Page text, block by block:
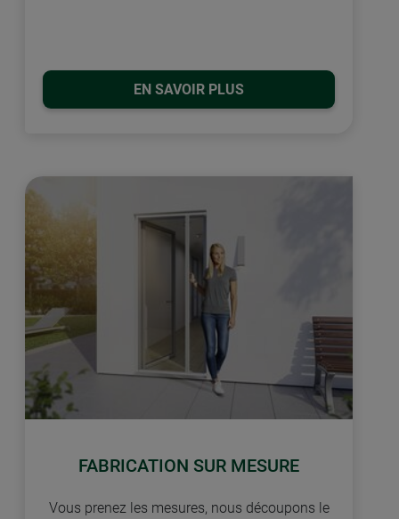
EN SAVOIR PLUS
FABRICATION SUR MESURE
Vous prenez les mesures, nous découpons le